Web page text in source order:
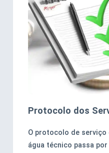
Protocolo dos
O protocolo de serviço
água técnico passa